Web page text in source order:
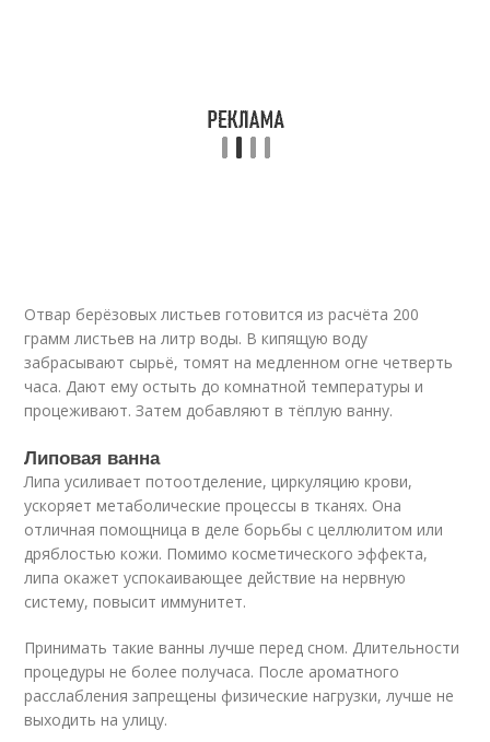
Отвар берёзовых листьев готовится из расчёта 200
грамм листьев на литр воды. В кипящую воду
забрасывают сырьё, томят на медленном огне четверть
часа. Дают ему остыть до комнатной температуры и
процеживают. Затем добавляют в тёплую ванну.
Липовая ванна
Липа усиливает потоотделение, циркуляцию крови,
ускоряет метаболические процессы в тканях. Она
отличная помощница в деле борьбы с целлюлитом или
дряблостью кожи. Помимо косметического эффекта,
липа окажет успокаивающее действие на нервную
систему, повысит иммунитет.
Принимать такие ванны лучше перед сном. Длительности
процедуры не более получаса. После ароматного
расслабления запрещены физические нагрузки, лучше не
выходить на улицу.